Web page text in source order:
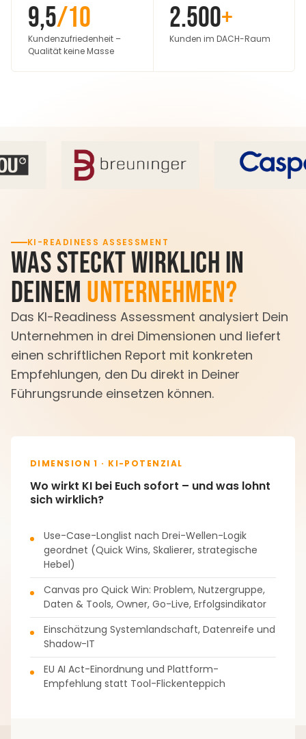
9,5/10
Kundenzufriedenheit –
Qualität keine Masse
2.500+
Kunden im DACH-Raum
KI-READINESS ASSESSMENT
Was steckt wirklich in
Deinem Unternehmen?
Das KI-Readiness Assessment analysiert Dein
Unternehmen in drei Dimensionen und liefert
einen schriftlichen Report mit konkreten
Empfehlungen, den Du direkt in Deiner
Führungsrunde einsetzen können.
DIMENSION 1 · KI-POTENZIAL
Wo wirkt KI bei Euch sofort – und was lohnt
sich wirklich?
Use-Case-Longlist nach Drei-Wellen-Logik
geordnet (Quick Wins, Skalierer, strategische
Hebel)
Canvas pro Quick Win: Problem, Nutzergruppe,
Daten & Tools, Owner, Go-Live, Erfolgsindikator
Einschätzung Systemlandschaft, Datenreife und
Shadow-IT
EU AI Act-Einordnung und Plattform-
Empfehlung statt Tool-Flickenteppich